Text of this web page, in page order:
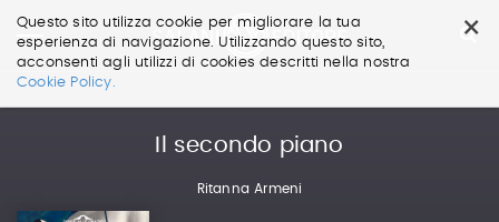
×
Questo sito utilizza cookie per migliorare la tua
esperienza di navigazione. Utilizzando questo sito,
acconsenti agli utilizzi di cookies descritti nella nostra
Cookie Policy.
Salta
Il secondo piano
Ritanna Armeni